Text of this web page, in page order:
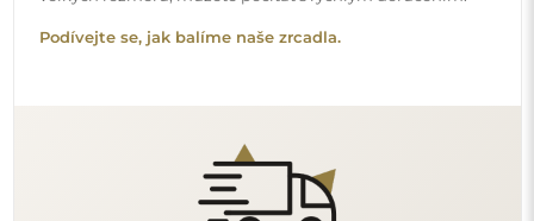
nejlépe vyhovují vašim stěnám a potřebám.